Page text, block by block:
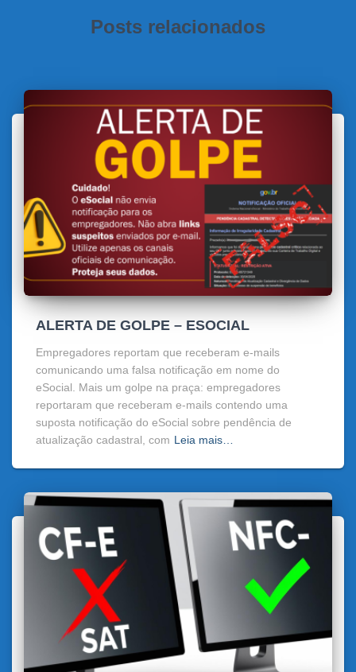
Posts relacionados
ALERTA DE GOLPE – ESOCIAL
Empregadores reportam que receberam e-mails
comunicando uma falsa notificação em nome do
eSocial. Mais um golpe na praça: empregadores
reportaram que receberam e-mails contendo uma
suposta notificação do eSocial sobre pendência de
atualização cadastral, com Leia mais…